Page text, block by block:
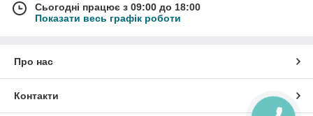
Сьогодні працює з 09:00 до 18:00
Показати весь графік роботи
Про нас
Контакти